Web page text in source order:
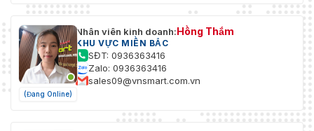
(Đang Online)
Nhân viên kinh doanh:Hồng Thắm
KHU VỰC MIỀN BẮC
SĐT: 0936363416
Zalo: 0936363416
sales09@vnsmart.com.vn